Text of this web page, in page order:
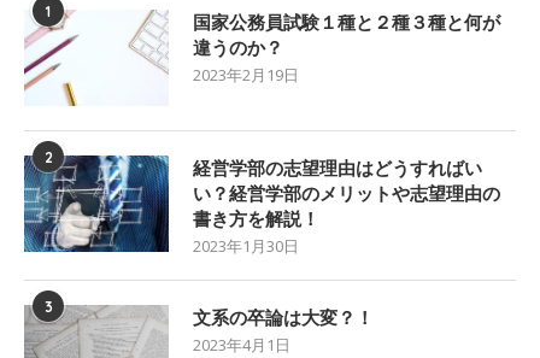
1
国家公務員試験１種と２種３種と何が
違うのか？
2023年2月19日
2
経営学部の志望理由はどうすればい
い？経営学部のメリットや志望理由の
書き方を解説！
2023年1月30日
3 文系の卒論は大変？！
2023年4月1日